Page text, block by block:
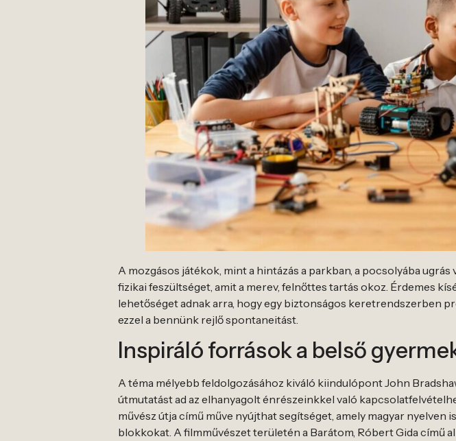
A mozgásos játékok, mint a hintázás a parkban, a pocsolyába
fizikai feszültséget, amit a merev, felnőttes tartás okoz. Érdemes
lehetőséget adnak arra, hogy egy biztonságos keretrendszerben
ezzel a bennünk rejlő spontaneitást.
Inspiráló források a belső
A téma mélyebb feldolgozásához kiváló kiindulópont John
útmutatást ad az elhanyagolt énrészeinkkel való
művész útja című műve nyújthat segítséget, amely magyar
blokkokat. A filmművészet területén a Barátom, Róbert Gida című